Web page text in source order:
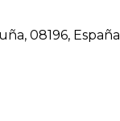
08196, España